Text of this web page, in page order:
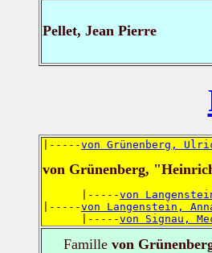
Pellet, Jean Pierre
|-----von Grünenberg,
von Grünenberg,
      |-----
von
|-----von Langenstein,
      |-----
von Signau,
Famillevon